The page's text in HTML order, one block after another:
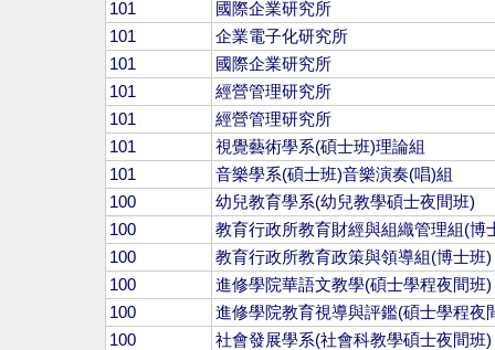
101
國際企業研究所
101
企業電子化研究所
101
國際企業研究所
101
經營管理研究所
101
經營管理研究所
101
視覺藝術學系(碩士班)理論組
101
音樂學系(碩士班)音樂演奏(唱)組
100
幼兒教育學系(幼兒教學碩士夜間班)
100
教育行政所教育財經與組織管理組(博
100
教育行政所教育政策與領導組(博士班)
100
進修學院華語文教學(碩士學程夜間班)
100
進修學院教育視導與評鑑(碩士學程夜
100
社會發展學系(社會科教學碩士夜間班)